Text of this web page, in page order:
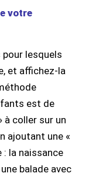
votre
lesquels
et affichez-la
est de
à coller sur un
ajoutant une «
: la naissance
balade avec